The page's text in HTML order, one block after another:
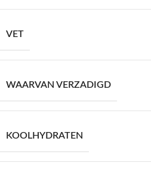
VET
WAARVAN VERZADIGD
KOOLHYDRATEN